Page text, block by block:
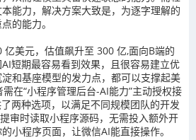
能力，解决方案大致是，为逐字理解的
的能力。
美元，估值飙升至 300 亿,面向B端的
短期最容易看到效果，且很容易建立优
和基座模型的发力点，都可以支撑起美
在“小程序管理后台-AI能力”主动授权接
两种选项，以满足不同规模团队的开发
审时读取小程序源码，无需投入额外开
小程序页面，让微信AI能直接操作。